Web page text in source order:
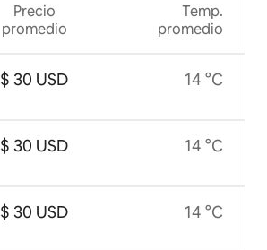
Precio
promedio
$ 30 USD
$ 30 USD
$ 30 USD
Temp.
promedio
14 °C
14 °C
14 °C